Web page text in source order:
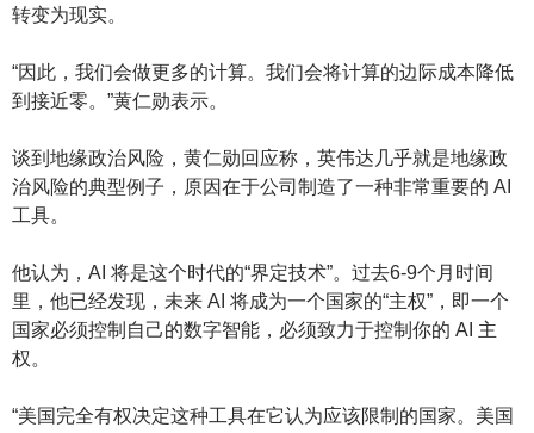
转变为现实。
“因此，我们会做更多的计算。我们会将计算的边际成本降低
到接近零。”黄仁勋表示。
谈到地缘政治风险，黄仁勋回应称，英伟达几乎就是地缘政
治风险的典型例子，原因在于公司制造了一种非常重要的 AI
工具。
他认为，AI 将是这个时代的“界定技术”。过去6-9个月时间
里，他已经发现，未来 AI 将成为一个国家的“主权”，即一个
国家必须控制自己的数字智能，必须致力于控制你的 AI 主
权。
“美国完全有权决定这种工具在它认为应该限制的国家。美国